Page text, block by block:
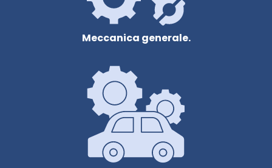
Meccanica generale.